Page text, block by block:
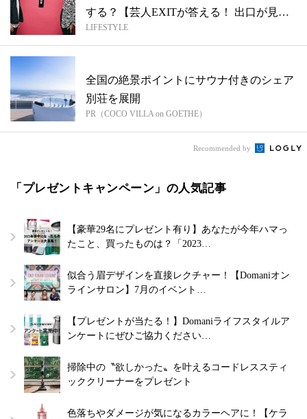
する？【芸人EXITが答える！ 出口が見
え...
LIFESTYLE
全国の絶景ポイントにサウナ付きのシェア
別荘を展開
PR（COCO VILLA on GOETHE）
Recommended by
「プレゼントキャンペーン」の人気記事
【豪華29名にプレゼント有り】あなたが今年ハマっ
たこと、買ったものは？「2023…
似合う眉デザインを直接レクチャー！【Domaniオン
ラインサロン】7月のイベント…
【プレゼントが当たる！】Domaniライフスタイルア
ンケートにぜひご協力ください…
掃除中の〝欲しかった〟を叶えるコードレススティ
ッククリーナーをプレゼント
色落ちやダメージが気になるカラーヘアに！【ケラ